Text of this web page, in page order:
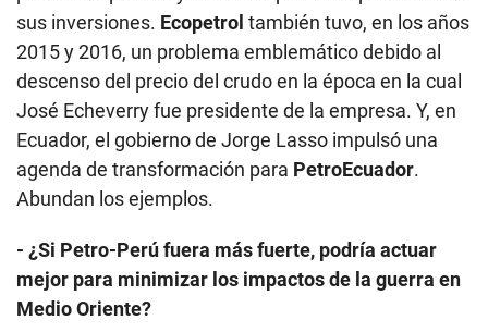
- ¿Si Petro-Perú fuera más fuerte, podría actuar
mejor para minimizar los impactos de la guerra en
Medio Oriente?
Yo creo que esto abre una rama del debate sobre
seguridad energéticaque va mucho más allá de
Petro-Perú. Aquí el debate es cómo tener una matriz
incluye algas de Camisea, a Petro-Perú, la
infraestructura de importación de combustibles y
esquemas regulatorios. Acotar este debate a Petro-